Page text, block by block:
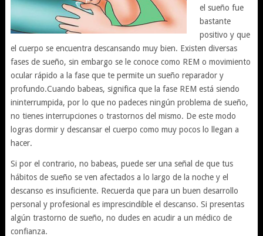
el sueño fue
bastante
positivo y que
el cuerpo se encuentra descansando muy bien. Existen diversas
fases de sueño, sin embargo se le conoce como REM o movimiento
ocular rápido a la fase que te permite un sueño reparador y
profundo.Cuando babeas, significa que la fase REM está siendo
ininterrumpida, por lo que no padeces ningún problema de sueño,
no tienes interrupciones o trastornos del mismo. De este modo
logras dormir y descansar el cuerpo como muy pocos lo llegan a
hacer.
Si por el contrario, no babeas, puede ser una señal de que tus
hábitos de sueño se ven afectados a lo largo de la noche y el
descanso es insuficiente. Recuerda que para un buen desarrollo
personal y profesional es imprescindible el descanso. Si presentas
algún trastorno de sueño, no dudes en acudir a un médico de
confianza.